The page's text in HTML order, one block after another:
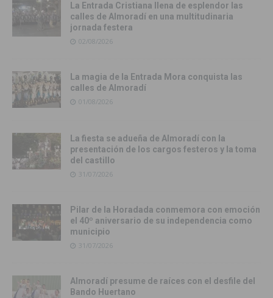
La Entrada Cristiana llena de esplendor las
calles de Almoradí en una multitudinaria
jornada festera
02/08/2026
La magia de la Entrada Mora conquista las
calles de Almoradí
01/08/2026
La fiesta se adueña de Almoradí con la
presentación de los cargos festeros y la toma
del castillo
31/07/2026
Pilar de la Horadada conmemora con emoción
el 40º aniversario de su independencia como
municipio
31/07/2026
Almoradí presume de raíces con el desfile del
Bando Huertano